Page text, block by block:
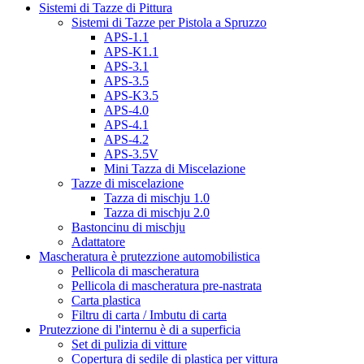
Sistemi di Tazze di Pittura
Sistemi di Tazze per Pistola a Spruzzo
APS-1.1
APS-K1.1
APS-3.1
APS-3.5
APS-K3.5
APS-4.0
APS-4.1
APS-4.2
APS-3.5V
Mini Tazza di Miscelazione
Tazze di miscelazione
Tazza di mischju 1.0
Tazza di mischju 2.0
Bastoncinu di mischju
Adattatore
Mascheratura è prutezzione automobilistica
Pellicola di mascheratura
Pellicola di mascheratura pre-nastrata
Carta plastica
Filtru di carta / Imbutu di carta
Prutezzione di l'internu è di a superficia
Set di pulizia di vitture
Copertura di sedile di plastica per vittura